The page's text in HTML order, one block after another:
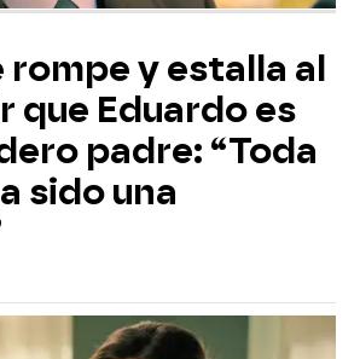
rompe y estalla al
que Eduardo es
padre: “Toda
sido una